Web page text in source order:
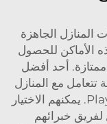
الجاهزة
الأماكن للحصول
ممتازة. أحد أفضل
مع المنازل
المُصنعة من الحاويات، مثل شركة Playwise. يمكنهم الاختيار
خبرائهم